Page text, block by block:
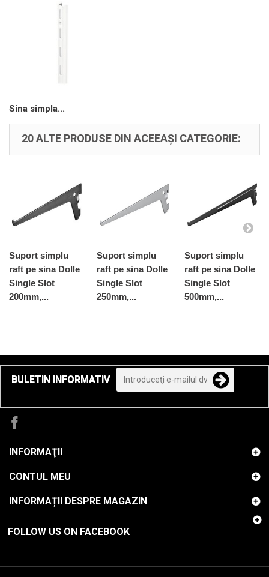
Sina simpla...
20 ALTE PRODUSE DIN ACEEAȘI CATEGORIE:
Suport simplu
raft pe sina Dolle
Single Slot
200mm,...
Suport simplu
raft pe sina Dolle
Single Slot
250mm,...
Suport simplu
raft pe sina Dolle
Single Slot
500mm,...
BULETIN INFORMATIV
INFORMAŢII
CONTUL MEU
INFORMAȚII DESPRE MAGAZIN
FOLLOW US ON FACEBOOK